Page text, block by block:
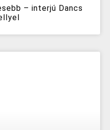
– interjú Dancs